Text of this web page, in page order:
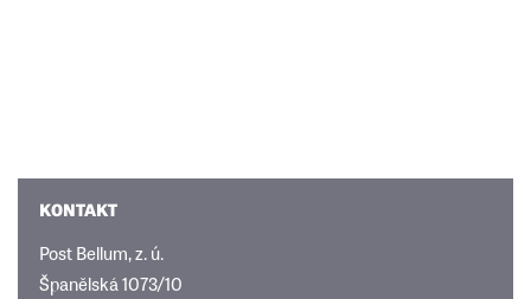
KONTAKT
Post Bellum, z. ú.
Španělská 1073/10